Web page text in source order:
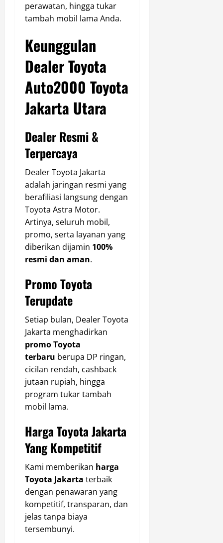
perawatan, hingga tukar
tambah mobil lama Anda.
Keunggulan
Dealer Toyota
Auto2000 Toyota
Jakarta Utara
Dealer Resmi &
Terpercaya
Dealer Toyota Jakarta
adalah jaringan resmi yang
berafiliasi langsung dengan
Toyota Astra Motor.
Artinya, seluruh mobil,
promo, serta layanan yang
diberikan dijamin 100%
resmi dan aman.
Promo Toyota
Terupdate
Setiap bulan, Dealer Toyota
Jakarta menghadirkan
promo Toyota
terbaru berupa DP ringan,
cicilan rendah, cashback
jutaan rupiah, hingga
program tukar tambah
mobil lama.
Harga Toyota Jakarta
Yang Kompetitif
Kami memberikan harga
Toyota Jakarta terbaik
dengan penawaran yang
kompetitif, transparan, dan
jelas tanpa biaya
tersembunyi.